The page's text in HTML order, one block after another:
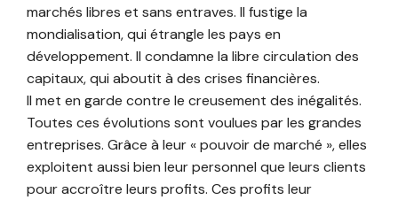
marchés libres et sans entraves. Il fustige la
mondialisation, qui étrangle les pays en
développement. Il condamne la libre circulation des
capitaux, qui aboutit à des crises financières.
Il met en garde contre le creusement des inégalités.
Toutes ces évolutions sont voulues par les grandes
entreprises. Grâce à leur « pouvoir de marché », elles
exploitent aussi bien leur personnel que leurs clients
pour accroître leurs profits. Ces profits leur